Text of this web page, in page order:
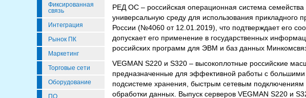
Фиксированная
связь
Интеграция
Рынок ПК
Маркетинг
Торговые сети
Оборудование
ПО
РЕД ОС – российская операционная система
универсальную среду для использования
России (№4060 от 12.01.2019), что подтверждает его
допускает его применение в государственных
российских программ для ЭВМ и баз данных
VEGMAN S220 и S320 – высокоплотные российские
предназначенные для эффективной работы с
подсистеме хранения, быстрым сетевым подключениям
обработки данных. Выпуск серверов VEGMAN S220 и